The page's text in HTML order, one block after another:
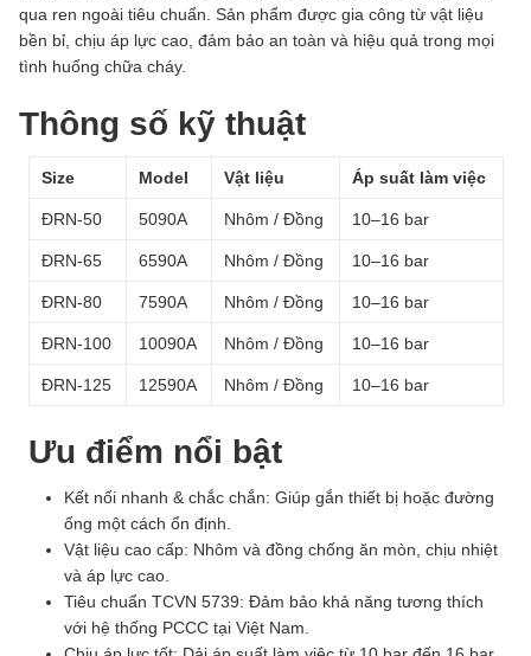
qua ren ngoài tiêu chuẩn. Sản phẩm được gia công từ vật liệu
bền bỉ, chịu áp lực cao, đảm bảo an toàn và hiệu quả trong mọi
tình huống chữa cháy.
Thông số kỹ thuật
Size Model Vật liệu Áp suất làm việc
ĐRN-50 5090A Nhôm / Đồng 10–16 bar
ĐRN-65 6590A Nhôm / Đồng 10–16 bar
ĐRN-80 7590A Nhôm / Đồng 10–16 bar
ĐRN-100 10090A Nhôm / Đồng 10–16 bar
ĐRN-125 12590A Nhôm / Đồng 10–16 bar
Ưu điểm nổi bật
Kết nối nhanh & chắc chắn: Giúp gắn thiết bị hoặc đường
ống một cách ổn định.
Vật liệu cao cấp: Nhôm và đồng chống ăn mòn, chịu nhiệt
và áp lực cao.
Tiêu chuẩn TCVN 5739: Đảm bảo khả năng tương thích
với hệ thống PCCC tại Việt Nam.